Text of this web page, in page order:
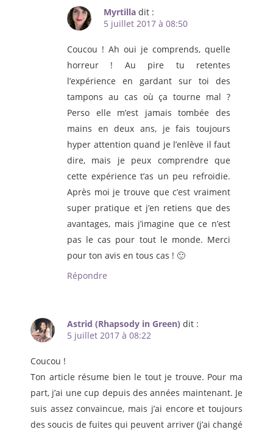
Myrtilla dit :
5 juillet 2017 à 08:50
Coucou ! Ah oui je comprends, quelle
horreur ! Au pire tu retentes
l’expérience en gardant sur toi des
tampons au cas où ça tourne mal ?
Perso elle m’est jamais tombée des
mains en deux ans, je fais toujours
hyper attention quand je l’enlève il faut
dire, mais je peux comprendre que
cette expérience t’as un peu refroidie.
Après moi je trouve que c’est vraiment
super pratique et j’en retiens que des
avantages, mais j’imagine que ce n’est
pas le cas pour tout le monde. Merci
pour ton avis en tous cas ! 🙂
Répondre
Astrid (Rhapsody in Green) dit :
5 juillet 2017 à 08:22
Coucou !
Ton article résume bien le tout je trouve. Pour ma
part, j’ai une cup depuis des années maintenant. Je
suis assez convaincue, mais j’ai encore et toujours
des soucis de fuites qui peuvent arriver (j’ai changé